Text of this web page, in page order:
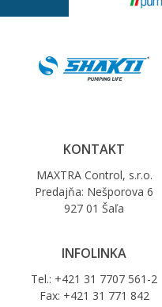
KONTAKT
MAXTRA Control, s.r.o.
Predajňa: Nešporova 6
927 01 Šaľa
INFOLINKA
Tel.: +421 31 7707 561-2
Fax: +421 31 771 842